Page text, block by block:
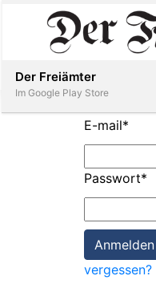
Inserieren
E-mail*
Passwort*
vergessen?
Der Freiämter
Im Google Play Store